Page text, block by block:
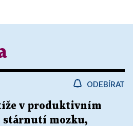
ODEBÍRAT
v produktivním
stárnutí mozku,